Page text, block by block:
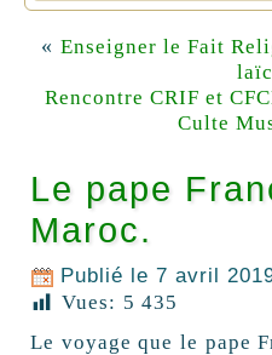
« Enseigner le Fait
Rencontre CRIF et
Culte
Le pape
Maroc.
Publié le 7 avril
Vues: 5 435
Le voyage que le pape